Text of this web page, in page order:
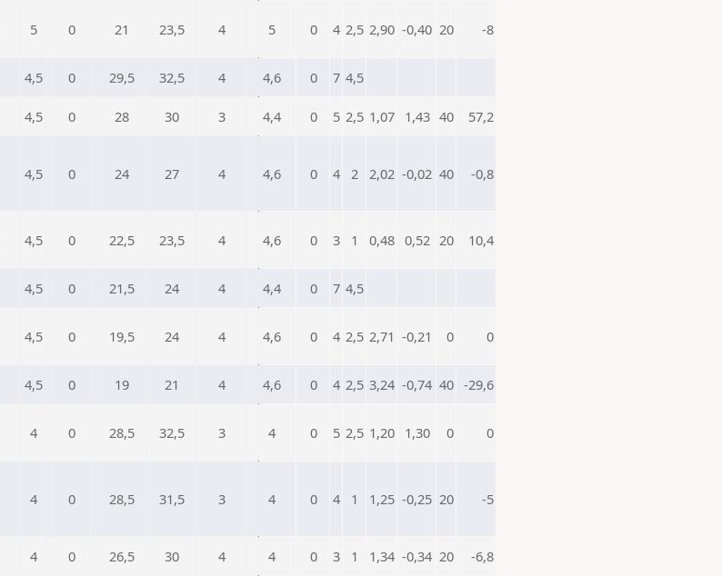
5 0 21 23,5 4 5 0 4 2,5 2,90 -0,40 20 -8
4,5 0 29,5 32,5 4 4,6 0 7 4,5
4,5 0 28 30 3 4,4 0 5 2,5 1,07 1,43 40 57,2
4,5 0 24 27 4 4,6 0 4 2 2,02 -0,02 40 -0,8
4,5 0 22,5 23,5 4 4,6 0 3 1 0,48 0,52 20 10,4
4,5 0 21,5 24 4 4,4 0 7 4,5
4,5 0 19,5 24 4 4,6 0 4 2,5 2,71 -0,21 0 0
4,5 0 19 21 4 4,6 0 4 2,5 3,24 -0,74 40 -29,6
4 0 28,5 32,5 3 4 0 5 2,5 1,20 1,30 0 0
4 0 28,5 31,5 3 4 0 4 1 1,25 -0,25 20 -5
4 0 26,5 30 4 4 0 3 1 1,34 -0,34 20 -6,8